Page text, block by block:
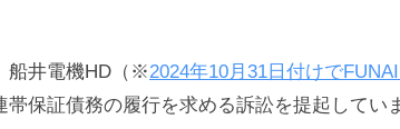
船井電機HD（※2024年10月31日付けで
保証債務の履行を求める訴訟を提起してい